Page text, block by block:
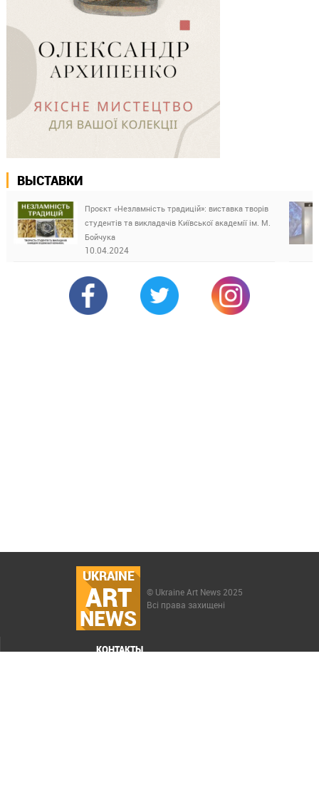
ВЫСТАВКИ
Проєкт «Незламність традицій»: виставка творів
студентів та викладачів Київської академії ім. М.
Бойчука
10.04.2024
UKRAINE
ART
NEWS
© Ukraine Art News 2025
Всі права захищені
КОНТАКТЫ